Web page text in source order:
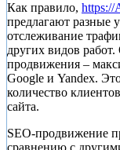
Как правило, https://
предлагают разные
отслеживание
других видов
продвижения –
Google и Yandex.
количество
сайта.
SEO-продвижение